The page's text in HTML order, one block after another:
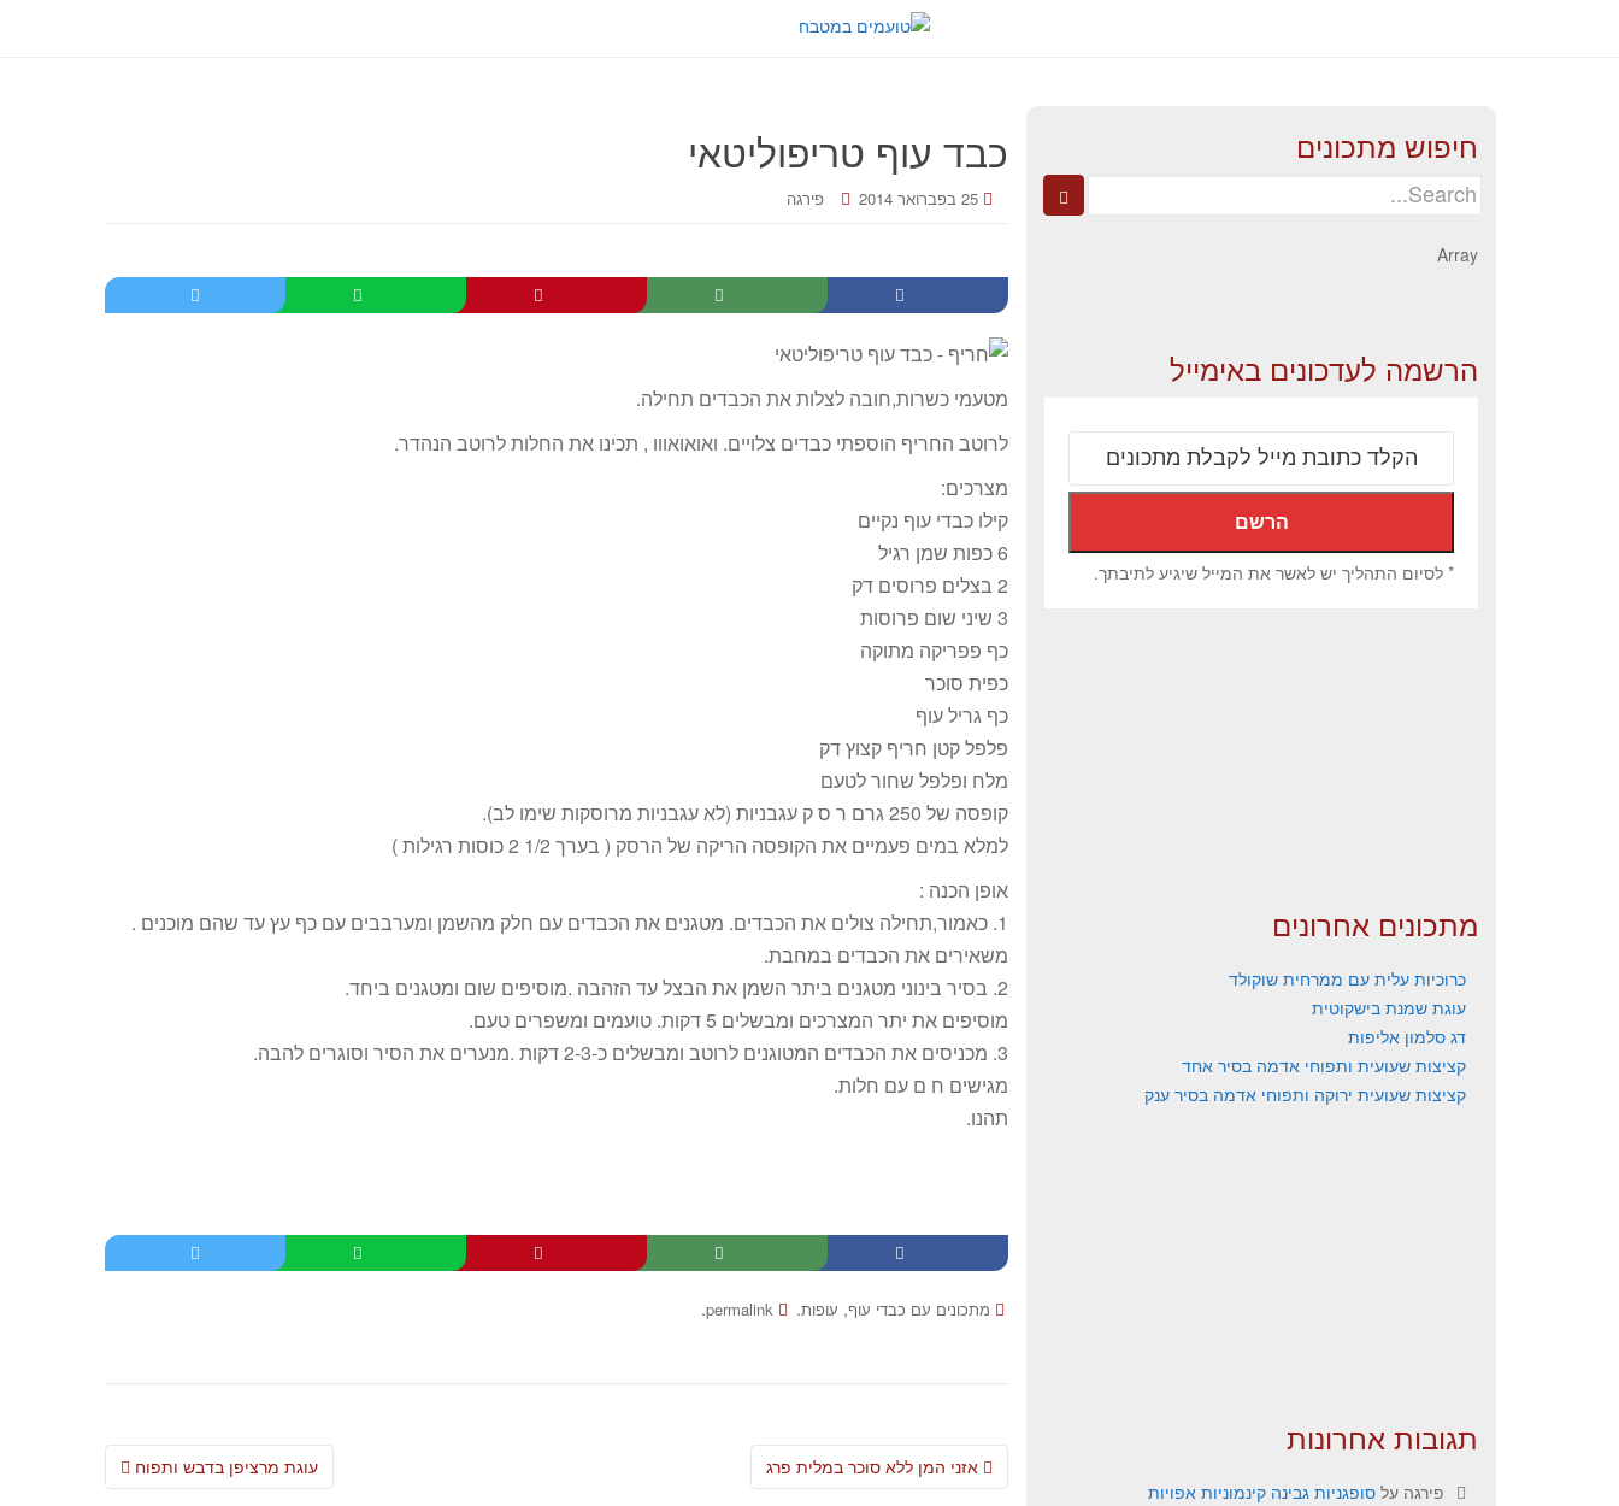
כבד עוף טריפוליטאי
25 בפברואר 2014 פירגה
מטעמי כשרות,חובה לצלות את הכבדים תחילה.
לרוטב החריף הוספתי כבדים צלויים. ואואואווו , תכינו את החלות לרוטב הנהדר.
מצרכים:
קילו כבדי עוף נקיים
6 כפות שמן רגיל
2 בצלים פרוסים דק
3 שיני שום פרוסות
כף פפריקה מתוקה
כפית סוכר
כף גריל עוף
פלפל קטן חריף קצוץ דק
מלח ופלפל שחור לטעם
קופסה של 250 גרם ר ס ק עגבניות (לא עגבניות מרוסקות שימו לב).
למלא במים פעמיים את הקופסה הריקה של הרסק ( בערך 1/2 2 כוסות רגילות )
אופן הכנה :
1. כאמור,תחילה צולים את הכבדים. מטגנים את הכבדים עם חלק מהשמן ומערבבים עם כף עץ עד שהם מוכנים .
משאירים את הכבדים במחבת.
2. בסיר בינוני מטגנים ביתר השמן את הבצל עד הזהבה .מוסיפים שום ומטגנים ביחד.
מוסיפים את יתר המצרכים ומבשלים 5 דקות. טועמים ומשפרים טעם.
3. מכניסים את הכבדים המטוגנים לרוטב ומבשלים כ-2-3 דקות .מנערים את הסיר וסוגרים להבה.
מגישים ח ם עם חלות.
תהנו.
מתכונים עם כבדי עוף, עופות.
permalink
.
Post
עוגת מרציפן בדבש ותפוח
חיפוש מתכונים
Search
Array
הרשמה לעדכונים באימייל
* לסיום התהליך יש לאשר את המייל שיגיע לתיבתך.
מתכונים אחרונים
כרוכיות עלית עם ממרחית שוקולד
עוגת שמנת בישקוטית
דג סלמון אליפות
קציצות שעועית ותפוחי אדמה בסיר אחד
קציצות שעועית ירוקה ותפוחי אדמה בסיר ענק
תגובות אחרונות
פירגה על סופגניות גבינה קינמוניות אפויות